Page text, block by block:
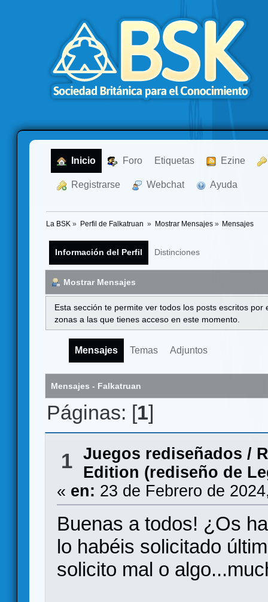
Inicio Foro Etiquetas Ezine
Registrarse Webchat Ayuda
La BSK » Perfil de Falkatruan » Mostrar Mensajes» Mensajes
Información del Perfil Distinciones
Mostrar Mensajes
Esta sección te permite ver todos los posts escritos
zonas a las que tienes acceso en este momento.
Mensajes Temas Adjuntos
Mensajes - Falkatruan
Páginas: [1]
1 Juegos rediseñados /
Edition (rediseño de
« en: 23 de Febrero de
Buenas a todos! ¿Os
lo habéis solicitado
solicito mal o